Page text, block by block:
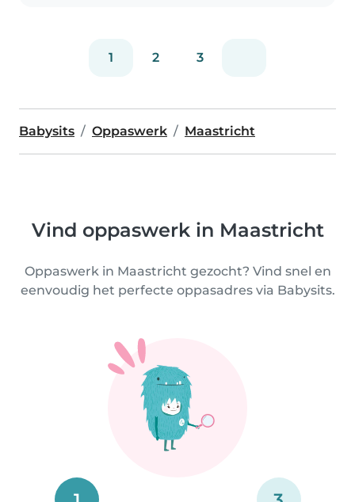
1 2 3
Babysits Oppaswerk Maastricht
Vind oppaswerk in Maastricht
Oppaswerk in Maastricht gezocht? Vind snel en
eenvoudig het perfecte oppasadres via Babysits.